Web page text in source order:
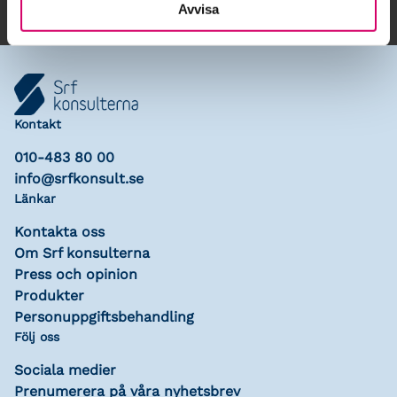
Avvisa
Kontakt
010-483 80 00
info@srfkonsult.se
Länkar
Kontakta oss
Om Srf konsulterna
Press och opinion
Produkter
Personuppgiftsbehandling
Följ oss
Sociala medier
Prenumerera på våra nyhetsbrev